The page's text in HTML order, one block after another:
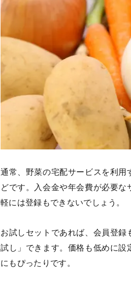
通常、野菜の宅配サービスを利
どです。入会金や年会費が必要
軽には登録もできないでしょう。
お試しセットであれば、会員登
試し」できます。価格も低めに
にもぴったりです。